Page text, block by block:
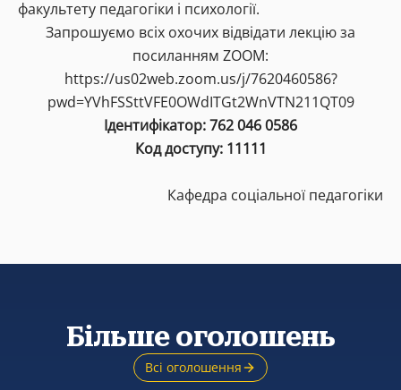
факультету педагогіки і психології.
Запрошуємо всіх охочих відвідати лекцію за
посиланням ZOOM:
https://us02web.zoom.us/j/7620460586?
pwd=YVhFSSttVFE0OWdITGt2WnVTN211QT09
Ідентифікатор: 762 046 0586
Код доступу: 11111
Кафедра соціальної педагогіки
Більше оголошень
Всі оголошення